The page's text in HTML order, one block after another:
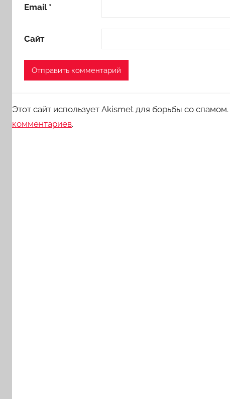
Email *
Сайт
Этот сайт использует Akismet для борьбы со спамом.
комментариев.